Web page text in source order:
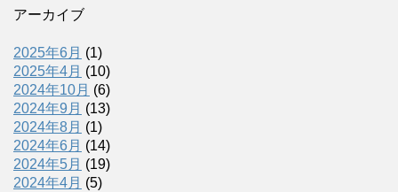
アーカイブ
2025年6月 (1)
2025年4月 (10)
2024年10月 (6)
2024年9月 (13)
2024年8月 (1)
2024年6月 (14)
2024年5月 (19)
2024年4月 (5)